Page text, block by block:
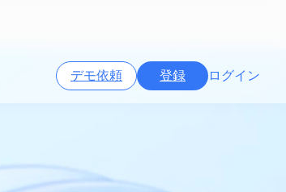
デモ依頼 登録 ログイン